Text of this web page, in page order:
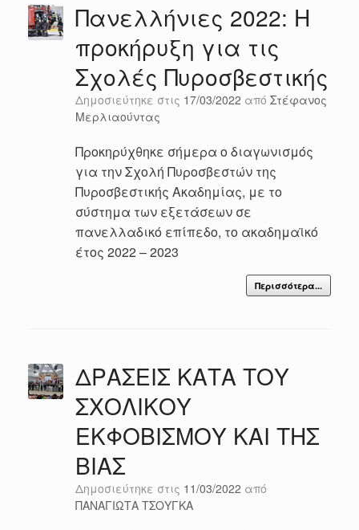
Πανελλήνιες 2022: Η
προκήρυξη για τις
Σχολές Πυροσβεστικής
Δημοσιεύτηκε στις 17/03/2022 από Στέφανος
Μερλιαούντας
Προκηρύχθηκε σήμερα ο διαγωνισμός
για την Σχολή Πυροσβεστών της
Πυροσβεστικής Ακαδημίας, με το
σύστημα των εξετάσεων σε
πανελλαδικό επίπεδο, το ακαδημαϊκό
έτος 2022 – 2023
Περισσότερα...
ΔΡΑΣΕΙΣ ΚΑΤΑ ΤΟΥ
ΣΧΟΛΙΚΟΥ
ΕΚΦΟΒΙΣΜΟΥ ΚΑΙ ΤΗΣ
ΒΙΑΣ
Δημοσιεύτηκε στις 11/03/2022 από
ΠΑΝΑΓΙΩΤΑ ΤΣΟΥΓΚΑ